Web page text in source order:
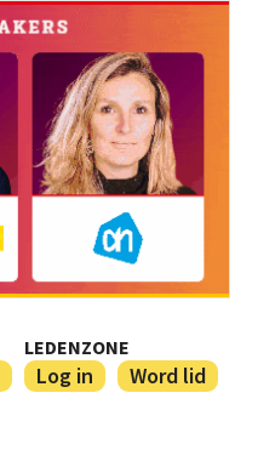
LEDENZONE
Log in Word lid